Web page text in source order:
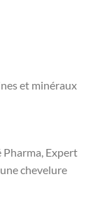
et minéraux
Pharma, Expert
chevelure